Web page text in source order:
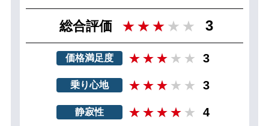
総合評価 3
価格満足度 3
乗り心地 3
静寂性 4